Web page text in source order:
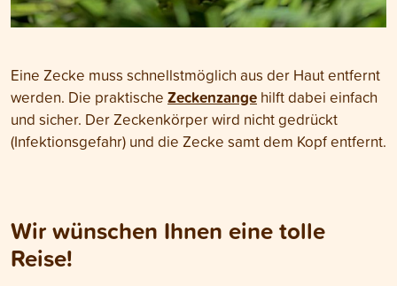
Eine Zecke muss schnellstmöglich aus der Haut entfernt
werden. Die praktische Zeckenzange hilft dabei einfach
und sicher. Der Zeckenkörper wird nicht gedrückt
(Infektionsgefahr) und die Zecke samt dem Kopf entfernt.
Wir wünschen Ihnen eine tolle
Reise!